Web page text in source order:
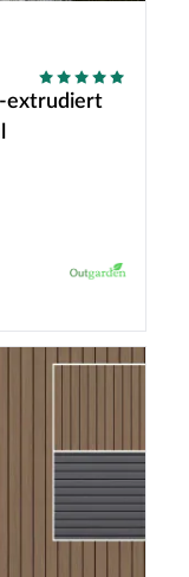
extrudiert